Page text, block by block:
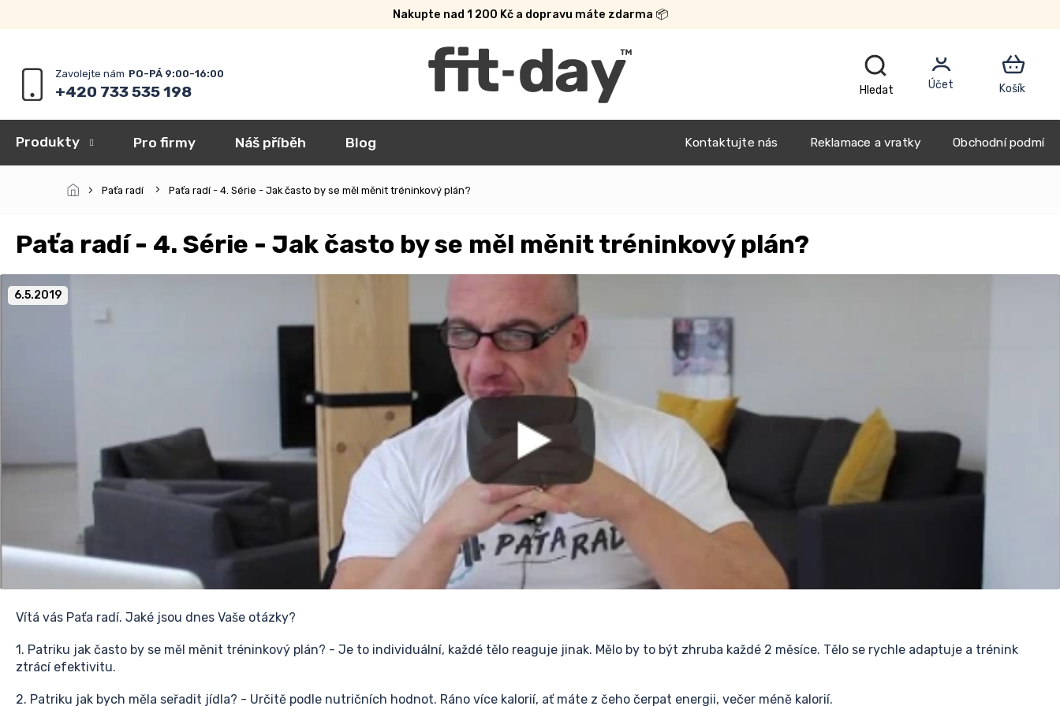
Nakupte nad 1 200 Kč a dopravu máte zdarma 📦
+420 733 535 198
Kontaktujte nás Reklamace a vratky Obchodní
Produkty Pro firmy Náš příběh Blog
Paťa radí Paťa radí - 4. Série - Jak často by se měl měnit tréninkový plán?
Paťa radí - 4. Série - Jak často by se měl měnit tréninkový plán?
6.5.2019
Vítá vás Paťa radí. Jaké jsou dnes Vaše otázky?
1. Patriku jak často by se měl měnit tréninkový plán? - Je to individuální, každé tělo reaguje jinak. Mělo by to být zhruba každé 2 měsíce. Tělo se rychle adaptuje a trénink
ztrácí efektivitu.
2. Patriku jak bych měla seřadit jídla? - Určitě podle nutričních hodnot. Ráno více kalorií, ať máte z čeho čerpat energii, večer méně kalorií.